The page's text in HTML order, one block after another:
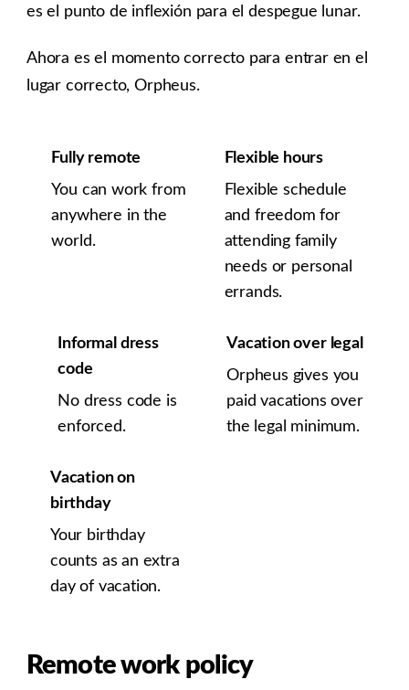
es el punto de inflexión para el despegue lunar.
Ahora es el momento correcto para entrar en el
lugar correcto, Orpheus.
Fully remote
You can work from
anywhere in the
world.
Flexible hours
Flexible schedule
and freedom for
attending family
needs or personal
errands.
Informal dress
code
No dress code is
enforced.
Vacation over legal
Orpheus gives you
paid vacations over
the legal minimum.
Vacation on
birthday
Your birthday
counts as an extra
day of vacation.
Remote work policy